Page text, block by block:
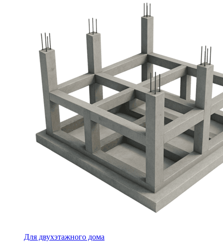
Для двухэтажного дома